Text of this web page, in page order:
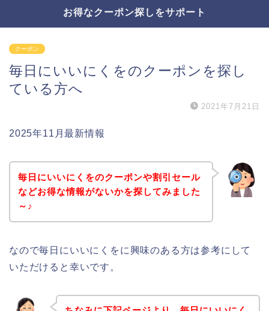
お得なクーポン探しをサポート
クーポン
毎日にいいにくをのクーポンを探し
ている方へ
2021年7月21日
2025年11月最新情報
毎日にいいにくをのクーポンや割引セール
などお得な情報がないかを探してみました
～♪
なので毎日にいいにくをに興味のある方は参考にして
いただけると幸いです。